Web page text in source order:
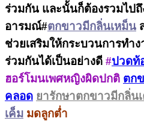
ร่วมกัน และนั้นก็ต้องรวมไป
อารมณ์#ตกขาวมีกลิ่นเหม็น
ช่วยเสริมให้กระบวนการทำ
ร่วมกันได้เป็นอย่างดี #ปวดท้
ฮอร์โมนเพศหญิงผิดปกติ ตก
คลอด ยารักษาตกขาวมีกลิ่น
เค็ม มดลูกต่ำ